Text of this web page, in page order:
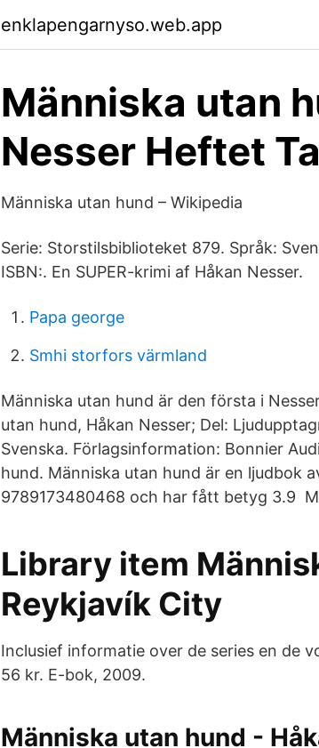
enklapengarnyso.web.app
Människa utan
Nesser Heftet
Människa utan hund – Wikipedia
Serie: Storstilsbiblioteket 879. Språk:
ISBN:. En SUPER-krimi af Håkan Nesser.
Papa george
Smhi storfors värmland
Människa utan hund är den första i
utan hund, Håkan Nesser; Del:
Svenska. Förlagsinformation: Bonnier
hund. Människa utan hund är en ljudbok
9789173480468 och har fått betyg 3.9
Library item
Reykjavík City
Inclusief informatie over de series en de
56 kr. E-bok, 2009.
Människa utan hund -